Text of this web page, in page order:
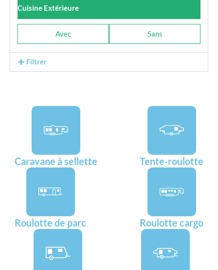
Cuisine Extérieure
Avec Sans
Filtrer
Caravane à sellette Tente-roulotte
Roulotte de parc Roulotte cargo